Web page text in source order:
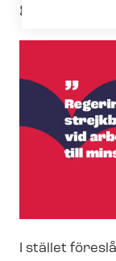
grunder.
I stället